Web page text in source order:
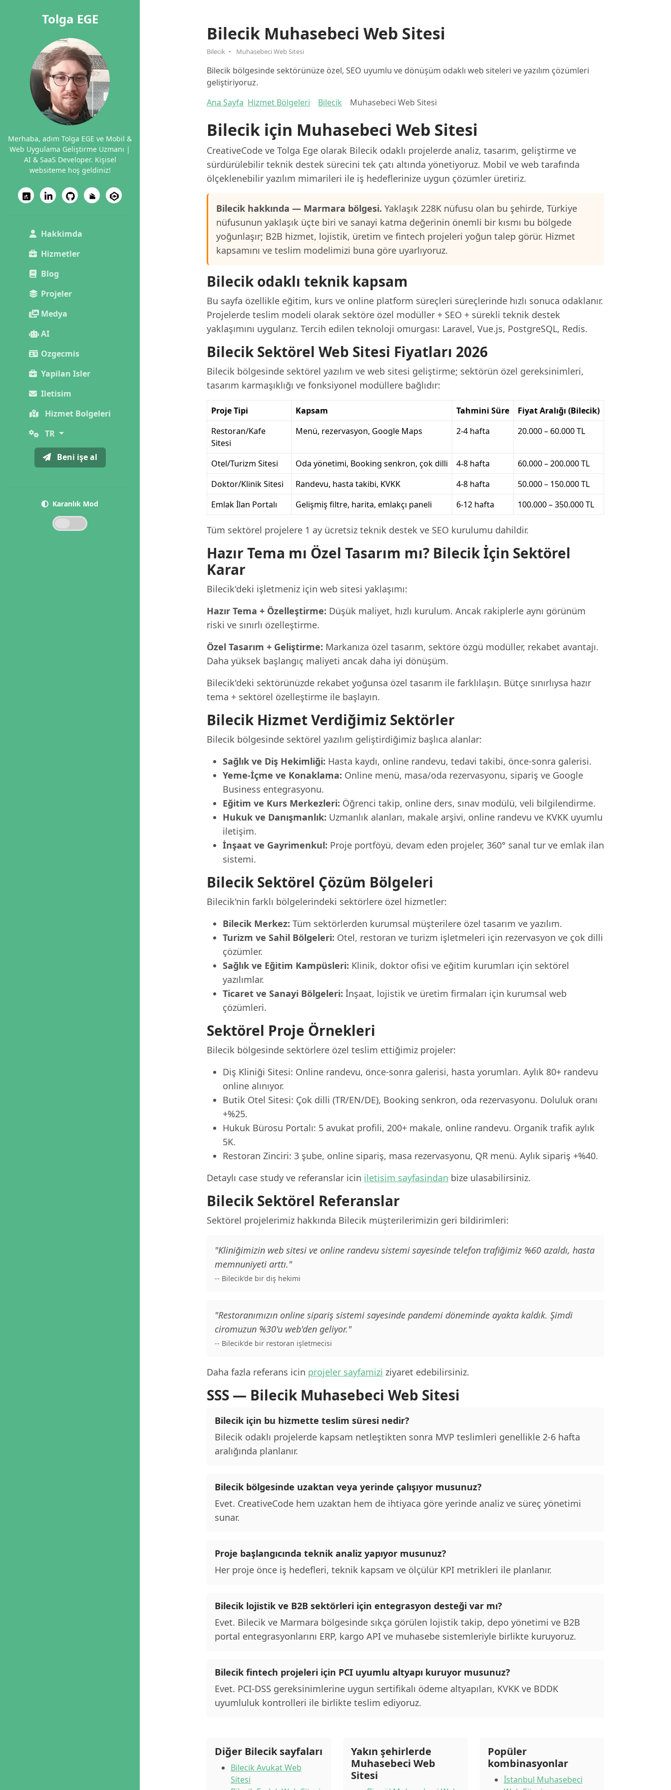
Tolga EGE
Merhaba, adım Tolga EGE ve Mobil &
Web Uygulama Geliştirme Uzmanı |
AI & SaaS Developer. Kişisel
websiteme hoş geldiniz!
Hakkimda
Hizmetler
Blog
Projeler
Medya
AI
Ozgecmis
Yapilan Isler
Iletisim
Hizmet Bolgeleri
TR
Beni işe al
Karanlık Mod
Bilecik Muhasebeci Web Sitesi
Bilecik Muhasebeci Web Sitesi
Bilecik bölgesinde sektörünüze özel, SEO uyumlu ve dönüşüm odaklı web siteleri ve yazılım çözümleri
geliştiriyoruz.
Ana Sayfa Hizmet Bölgeleri Bilecik Muhasebeci Web Sitesi
Bilecik için Muhasebeci Web Sitesi
CreativeCode ve Tolga Ege olarak Bilecik odaklı projelerde analiz, tasarım, geliştirme ve
sürdürülebilir teknik destek sürecini tek çatı altında yönetiyoruz. Mobil ve web tarafında
ölçeklenebilir yazılım mimarileri ile iş hedeflerinize uygun çözümler üretiriz.
Bilecik hakkında — Marmara bölgesi. Yaklaşık 228K nüfusu olan bu şehirde, Türkiye
nüfusunun yaklaşık üçte biri ve sanayi katma değerinin önemli bir kısmı bu bölgede
yoğunlaşır; B2B hizmet, lojistik, üretim ve fintech projeleri yoğun talep görür. Hizmet
kapsamını ve teslim modelimizi buna göre uyarlıyoruz.
Bilecik odaklı teknik kapsam
Bu sayfa özellikle eğitim, kurs ve online platform süreçleri süreçlerinde hızlı sonuca odaklanır.
Projelerde teslim modeli olarak sektöre özel modüller + SEO + sürekli teknik destek
yaklaşımını uygularız. Tercih edilen teknoloji omurgası: Laravel, Vue.js, PostgreSQL, Redis.
Bilecik Sektörel Web Sitesi Fiyatları 2026
Bilecik bölgesinde sektörel yazılım ve web sitesi geliştirme; sektörün özel gereksinimleri,
tasarım karmaşıklığı ve fonksiyonel modüllere bağlıdır:
Proje Tipi Kapsam Tahmini Süre
Fiyat Aralığı (Bilecik)
Restoran/Kafe
Sitesi
Menü, rezervasyon, Google Maps 2-4 hafta 20.000 – 60.000 TL
Otel/Turizm Sitesi Oda yönetimi, Booking senkron, çok dilli 4-8 hafta
60.000 – 200.000 TL
Doktor/Klinik Sitesi
Randevu, hasta takibi, KVKK 4-8 hafta
50.000 – 150.000 TL
Emlak İlan Portalı
Gelişmiş filtre, harita, emlakçı paneli 6-12 hafta 100.000 – 350.000 TL
Tüm sektörel projelere 1 ay ücretsiz teknik destek ve SEO kurulumu dahildir.
Hazır Tema mı Özel Tasarım mı? Bilecik İçin Sektörel
Karar
Bilecik'deki işletmeniz için web sitesi yaklaşımı:
Hazır Tema + Özelleştirme: Düşük maliyet, hızlı kurulum. Ancak rakiplerle aynı görünüm
riski ve sınırlı özelleştirme.
Özel Tasarım + Geliştirme: Markanıza özel tasarım, sektöre özgü modüller, rekabet avantajı.
Daha yüksek başlangıç maliyeti ancak daha iyi dönüşüm.
Bilecik'deki sektörünüzde rekabet yoğunsa özel tasarım ile farklılaşın. Bütçe sınırlıysa hazır
tema + sektörel özelleştirme ile başlayın.
Bilecik Hizmet Verdiğimiz Sektörler
Bilecik bölgesinde sektörel yazılım geliştirdiğimiz başlıca alanlar:
Sağlık ve Diş Hekimliği: Hasta kaydı, online randevu, tedavi takibi, önce-sonra galerisi.
Yeme-İçme ve Konaklama: Online menü, masa/oda rezervasyonu, sipariş ve Google
Business entegrasyonu.
Eğitim ve Kurs Merkezleri: Öğrenci takip, online ders, sınav modülü, veli bilgilendirme.
Hukuk ve Danışmanlık: Uzmanlık alanları, makale arşivi, online randevu ve KVKK uyumlu
iletişim.
İnşaat ve Gayrimenkul: Proje portföyü, devam eden projeler, 360° sanal tur ve emlak ilan
sistemi.
Bilecik Sektörel Çözüm Bölgeleri
Bilecik'nin farklı bölgelerindeki sektörlere özel hizmetler:
Bilecik Merkez: Tüm sektörlerden kurumsal müşterilere özel tasarım ve yazılım.
Turizm ve Sahil Bölgeleri: Otel, restoran ve turizm işletmeleri için rezervasyon ve çok dilli
çözümler.
Sağlık ve Eğitim Kampüsleri: Klinik, doktor ofisi ve eğitim kurumları için sektörel
yazılımlar.
Ticaret ve Sanayi Bölgeleri: İnşaat, lojistik ve üretim firmaları için kurumsal web
çözümleri.
Sektörel Proje Örnekleri
Bilecik bölgesinde sektörlere özel teslim ettiğimiz projeler:
Diş Kliniği Sitesi: Online randevu, önce-sonra galerisi, hasta yorumları. Aylık 80+ randevu
online alınıyor.
Butik Otel Sitesi: Çok dilli (TR/EN/DE), Booking senkron, oda rezervasyonu. Doluluk oranı
+%25.
Hukuk Bürosu Portalı: 5 avukat profili, 200+ makale, online randevu. Organik trafik aylık
5K.
Restoran Zinciri: 3 şube, online sipariş, masa rezervasyonu, QR menü. Aylık sipariş +%40.
Detaylı case study ve referanslar icin iletisim sayfasindan bize ulasabilirsiniz.
Bilecik Sektörel Referanslar
Sektörel projelerimiz hakkında Bilecik müşterilerimizin geri bildirimleri:
"Kliniğimizin web sitesi ve online randevu sistemi sayesinde telefon trafiğimiz %60 azaldı, hasta
memnuniyeti arttı."
-- Bilecik'de bir diş hekimi
"Restoranımızın online sipariş sistemi sayesinde pandemi döneminde ayakta kaldık. Şimdi
ciromuzun %30'u web'den geliyor."
-- Bilecik'de bir restoran işletmecisi
Daha fazla referans icin projeler sayfamizi ziyaret edebilirsiniz.
SSS — Bilecik Muhasebeci Web Sitesi
Bilecik için bu hizmette teslim süresi nedir?
Bilecik odaklı projelerde kapsam netleştikten sonra MVP teslimleri genellikle 2-6 hafta
aralığında planlanır.
Bilecik bölgesinde uzaktan veya yerinde çalışıyor musunuz?
Evet. CreativeCode hem uzaktan hem de ihtiyaca göre yerinde analiz ve süreç yönetimi
sunar.
Proje başlangıcında teknik analiz yapıyor musunuz?
Her proje önce iş hedefleri, teknik kapsam ve ölçülür KPI metrikleri ile planlanır.
Bilecik lojistik ve B2B sektörleri için entegrasyon desteği var mı?
Evet. Bilecik ve Marmara bölgesinde sıkça görülen lojistik takip, depo yönetimi ve B2B
portal entegrasyonlarını ERP, kargo API ve muhasebe sistemleriyle birlikte kuruyoruz.
Bilecik fintech projeleri için PCI uyumlu altyapı kuruyor musunuz?
Evet. PCI-DSS gereksinimlerine uygun sertifikalı ödeme altyapıları, KVKK ve BDDK
uyumluluk kontrolleri ile birlikte teslim ediyoruz.
Diğer Bilecik sayfaları
Bilecik Avukat Web
Sitesi
Yakın şehirlerde
Muhasebeci Web
Sitesi
Popüler
kombinasyonlar
İstanbul Muhasebeci